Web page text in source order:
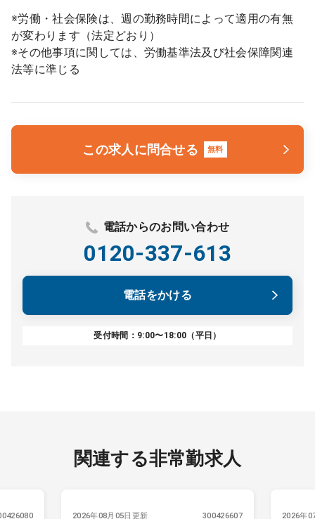
※労働・社会保険は、週の勤務時間によって適用の有無
が変わります（法定どおり）
※その他事項に関しては、労働基準法及び社会保障関連
法等に準じる
この求人に問合せる 無料
電話からのお問い合わせ
0120-337-613
電話をかける
受付時間：9:00〜18:00（平日）
関連する非常勤求人
2026年08月05日更新 300426607 2026年